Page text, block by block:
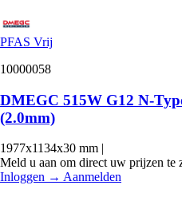
PFAS Vrij
10000058
DMEGC 515W G12 N-
(2.0mm)
1977x1134x30 mm |
Meld u aan om direct uw prijzen te
Inloggen → Aanmelden